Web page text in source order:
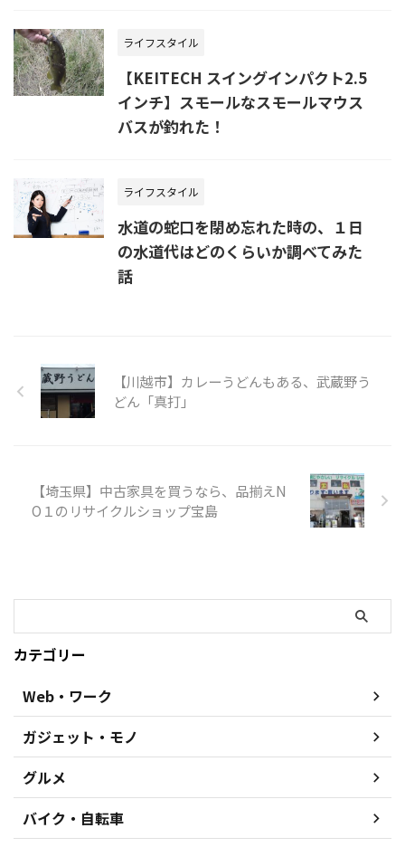
ライフスタイル
【KEITECH スイングインパクト2.5
インチ】スモールなスモールマウス
バスが釣れた！
ライフスタイル
水道の蛇口を閉め忘れた時の、１日
の水道代はどのくらいか調べてみた
話
【川越市】カレーうどんもある、武蔵野う
どん「真打」
【埼玉県】中古家具を買うなら、品揃えN
O１のリサイクルショップ宝島
カテゴリー
Web・ワーク
ガジェット・モノ
グルメ
バイク・自転車